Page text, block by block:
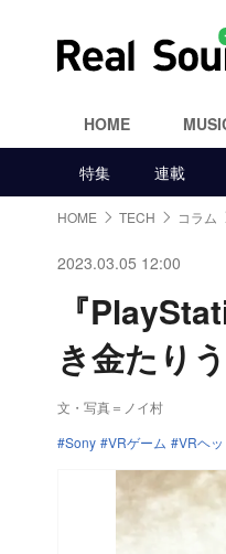
HOME
特集 連載
HOME TECH コラム
2023.03.05 12:00
『
き金たり
文・写真＝ノイ村
Sony
VRゲーム VRヘッ